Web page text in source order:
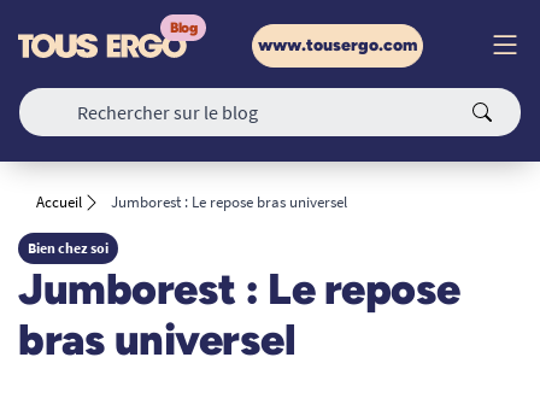
www.tousergo.com
Accueil Jumborest : Le repose bras universel
Bien chez soi
Jumborest : Le repose
bras universel